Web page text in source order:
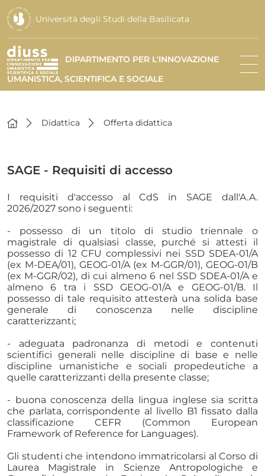
Università degli Studi della Basilicata
DIPARTIMENTO PER L'INNOVAZIONE
UMANISTICA, SCIENTIFICA E SOCIALE
Didattica Offerta didattica
SAGE - Requisiti di accesso
I requisiti d'accesso al CdS in SAGE dall'A.A.
2026/2027 sono i seguenti:
- possesso di un titolo di studio triennale o
magistrale di qualsiasi classe, purché si attesti il
possesso di 12 CFU complessivi nei SSD SDEA-01/A
(ex M-DEA/01), GEOG-01/A (ex M-GGR/01), GEOG-01/B
(ex M-GGR/02), di cui almeno 6 nel SSD SDEA-01/A e
almeno 6 tra i SSD GEOG-01/A e GEOG-01/B. Il
possesso di tale requisito attesterà una solida base
generale di conoscenza nelle discipline
caratterizzanti;
- adeguata padronanza di metodi e contenuti
scientifici generali nelle discipline di base e nelle
discipline umanistiche e sociali propedeutiche a
quelle caratterizzanti della presente classe;
- buona conoscenza della lingua inglese sia scritta
che parlata, corrispondente al livello B1 fissato dalla
classificazione CEFR (Common European
Framework of Reference for Languages).
Gli studenti che intendono immatricolarsi al Corso di
Laurea Magistrale in Scienze Antropologiche e